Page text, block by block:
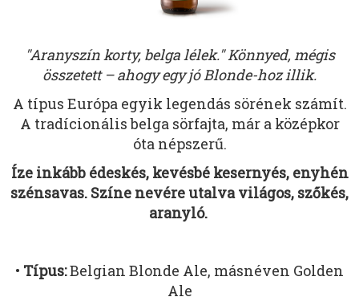
"Aranyszín korty, belga lélek." Könnyed, mégis
összetett – ahogy egy jó Blonde-hoz illik.
A típus Európa egyik legendás sörének számít.
A tradícionális belga sörfajta, már a középkor
óta népszerű.
Íze inkább édeskés, kevésbé kesernyés, enyhén
szénsavas. Színe nevére utalva világos, szőkés,
aranyló.
• Típus:Belgian Blonde Ale, másnéven Golden
Ale